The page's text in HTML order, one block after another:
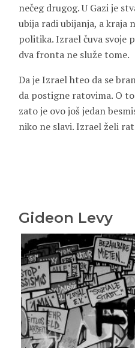
nečeg drugog. U Gazi je
ubija radi ubijanja, a kraja
politika. Izrael čuva svoje
dva fronta ne služe tome.
Da je Izrael hteo da se
da postigne ratovima. O
zato je ovo još jedan
niko ne slavi. Izrael želi
Gideon Levy